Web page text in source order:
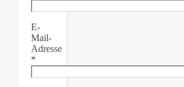
E-
Mail-
Adresse
*